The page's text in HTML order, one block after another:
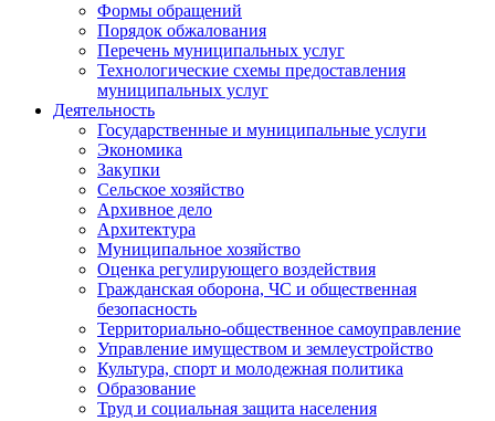
Формы обращений
Порядок обжалования
Перечень муниципальных услуг
Технологические схемы предоставления
муниципальных услуг
Деятельность
Государственные и муниципальные услуги
Экономика
Закупки
Сельское хозяйство
Архивное дело
Архитектура
Муниципальное хозяйство
Оценка регулирующего воздействия
Гражданская оборона, ЧС и общественная
безопасность
Территориально-общественное самоуправление
Управление имуществом и землеустройство
Культура, спорт и молодежная политика
Образование
Труд и социальная защита населения